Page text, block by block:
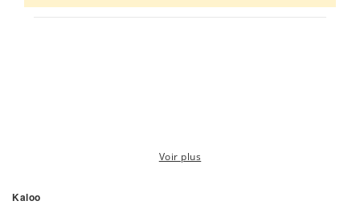
Voir plus
Kaloo